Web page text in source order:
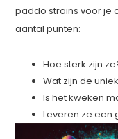
paddo strains voor je
aantal punten:
Hoe sterk zijn
Wat zijn de
Is het kweken
Leveren ze een